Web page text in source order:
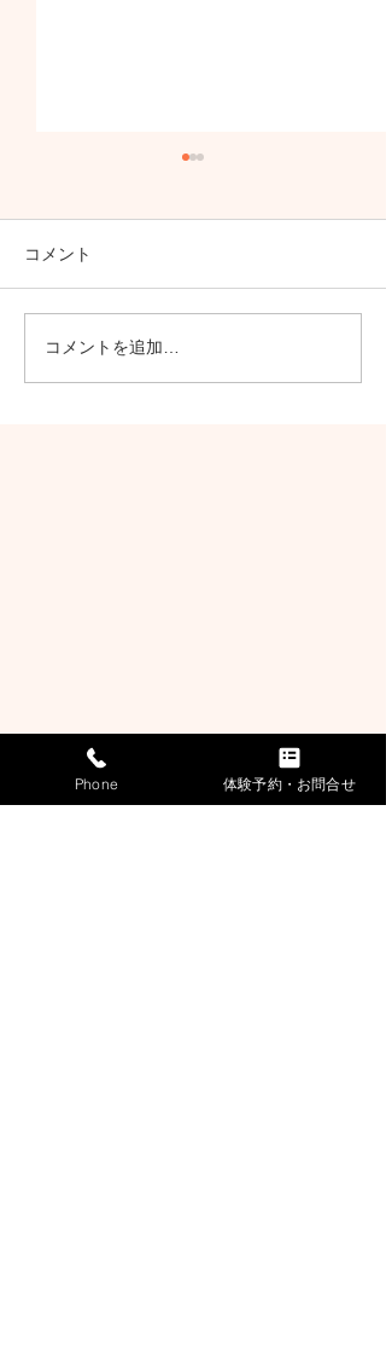
ゴールデンウイーク営業
時間
コメント
コメントを追加…
Phone 体験予約・お問合せ